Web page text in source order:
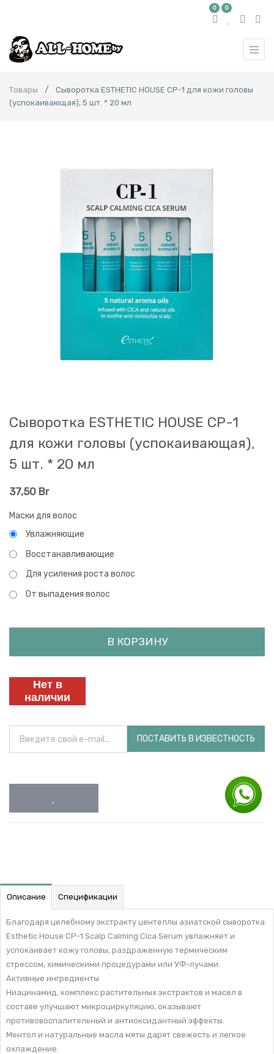
0 0
Товары
Cыворотка ESTHETIC HOUSE CP-1 для кожи головы
(успокаивающая), 5 шт. * 20 мл
Cыворотка ESTHETIC HOUSE CP-1
для кожи головы (успокаивающая),
5 шт. * 20 мл
37,50 Br
Маски для волос
Увлажняющие
Восстанавливающие
Для усиления роста волос
От выпадения волос
В КОРЗИНУ
Нет в
наличии
ПОСТАВИТЬ В ИЗВЕСТНОСТЬ
Описание Спецификации
Благодаря целебному экстракту центеллы азиатской сыворотка
Esthetic House CP-1 Scalp Calming Cica Serum увлажняет и
успокаивает кожу головы, раздраженную термическим
стрессом, химическими процедурами или УФ-лучами.
Активные ингредиенты
Ниацинамид, комплекс растительных экстрактов и масел в
составе улучшают микроциркуляцию, оказывают
противовоспалительный и антиоксидантный эффекты.
Ментол и натуральные масла мяты дарят свежесть и легкое
охлаждение.